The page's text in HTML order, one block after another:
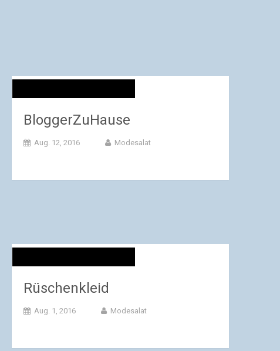
BloggerZuHause
Aug. 12, 2016 Modesalat
Rüschenkleid
Aug. 1, 2016 Modesalat